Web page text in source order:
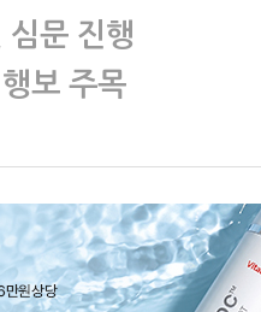
문 진행
보 주목